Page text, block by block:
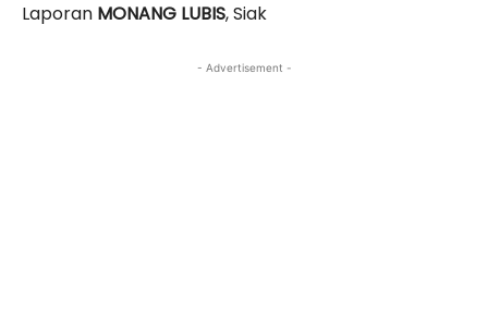
Laporan MONANG LUBIS, Siak
- Advertisement -